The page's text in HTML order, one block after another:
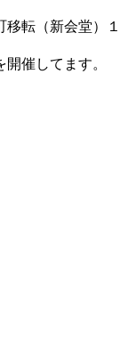
転（新会堂）１
催してます。